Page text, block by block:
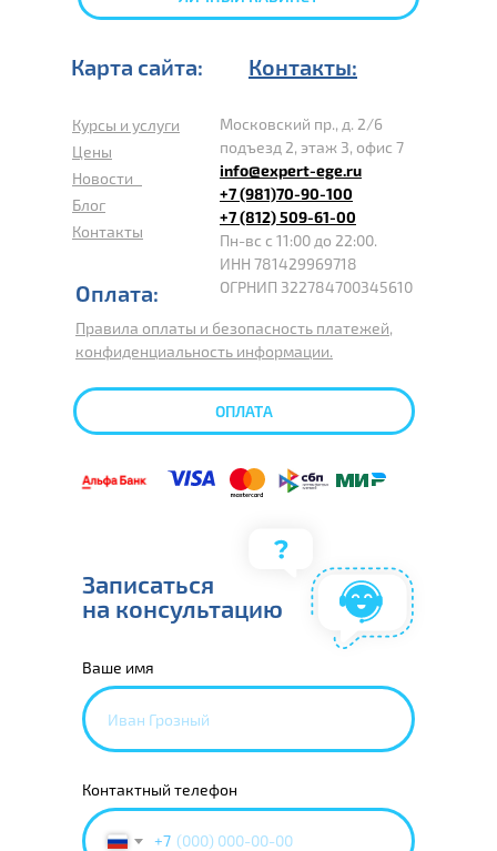
Курсы и услуги
Цены
Новости
Блог
Контакты
Московский пр., д. 2/6
подъезд 2, этаж 3, офис 7
info@expert-ege.ru
+7 (981)70-90-100
+7 (812) 509-61-00
Пн-вс с 11:00 до 22:00.
ИНН 781429969718
ОГРНИП 322784700345610
Правила оплаты и безопасность платежей,
конфиденциальность информации.
Карта сайта: Контакты:
Оплата:
ОПЛАТА
Ваше имя
Контактный телефон
+7
Записаться
на консультацию